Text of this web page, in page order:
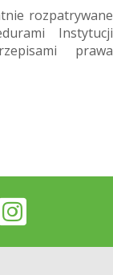
rozpatrywane
Instytucji
prawa